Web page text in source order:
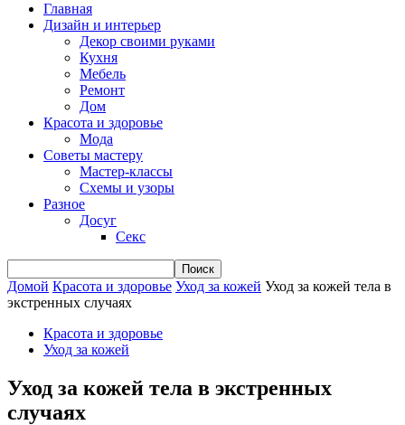
Главная
Дизайн и интерьер
Декор своими руками
Кухня
Мебель
Ремонт
Дом
Красота и здоровье
Мода
Советы мастеру
Мастер-классы
Схемы и узоры
Разное
Досуг
Секс
Домой Красота и здоровье Уход за кожей Уход за кожей тела в
экстренных случаях
Красота и здоровье
Уход за кожей
Уход за кожей тела в экстренных
случаях